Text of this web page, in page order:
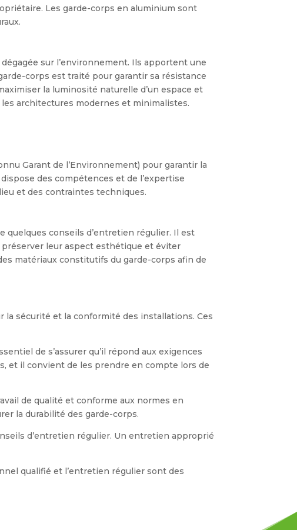
Les garde-corps en aluminium sont
sur l’environnement. Ils apportent une
corps est traité pour garantir sa résistance
la luminosité naturelle d’un espace et
architectures modernes et minimalistes.
Garant de l’Environnement) pour garantir la
des compétences et de l’expertise
et des contraintes techniques.
quelques conseils d’entretien régulier. Il est
leur aspect esthétique et éviter
matériaux constitutifs du garde-corps afin de
sécurité et la conformité des installations. Ces
de s’assurer qu’il répond aux exigences
et il convient de les prendre en compte lors de
de qualité et conforme aux normes en
la durabilité des garde-corps.
d’entretien régulier. Un entretien approprié
qualifié et l’entretien régulier sont des